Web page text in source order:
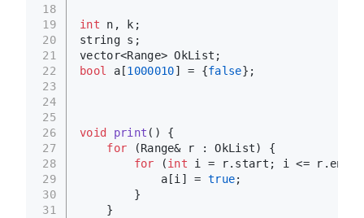
18
19
20
21
22
23
24
25
26
27
28
29
30
31
int n, k;
string s;
vector<Range> OkList;
bool a[1000010] = {false};
void print ()
{
for (Range& r : OkList) {
for (int i = r.start; i <= r.end;
            a[i] =
true;
        }
    }